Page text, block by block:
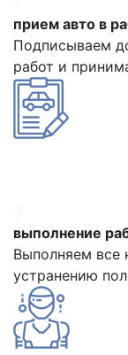
прием авто в
Подписываем
работ и
выполнение
Выполняем все
устранению